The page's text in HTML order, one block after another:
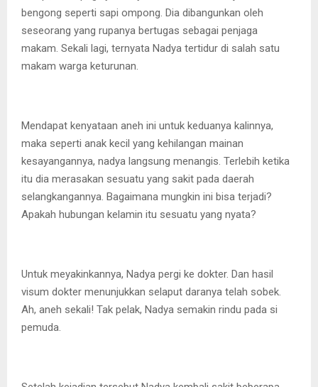
bengong seperti sapi ompong. Dia dibangunkan oleh
seseorang yang rupanya bertugas sebagai penjaga
makam. Sekali lagi, ternyata Nadya tertidur di salah satu
makam warga keturunan.
Mendapat kenyataan aneh ini untuk keduanya kalinnya,
maka seperti anak kecil yang kehilangan mainan
kesayangannya, nadya langsung menangis. Terlebih ketika
itu dia merasakan sesuatu yang sakit pada daerah
selangkangannya. Bagaimana mungkin ini bisa terjadi?
Apakah hubungan kelamin itu sesuatu yang nyata?
Untuk meyakinkannya, Nadya pergi ke dokter. Dan hasil
visum dokter menunjukkan selaput daranya telah sobek.
Ah, aneh sekali! Tak pelak, Nadya semakin rindu pada si
pemuda.